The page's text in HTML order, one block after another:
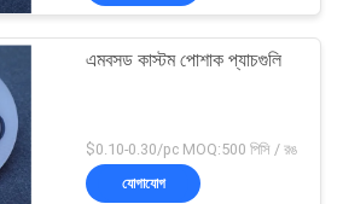
এমবসড কাস্টম পোশাক প্যাচগুলি
$0.10-0.30/pc MOQ:500 পিসি / রঙ
যোগাযোগ